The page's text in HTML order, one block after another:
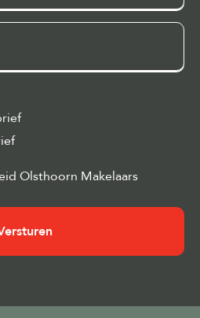
Olsthoorn Makelaars